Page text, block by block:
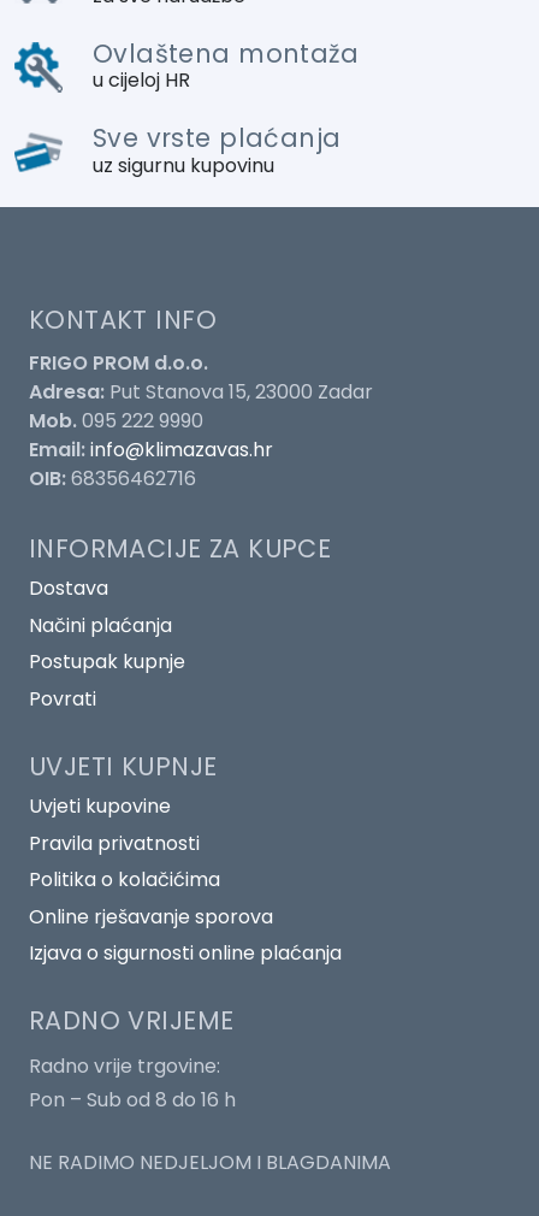
Ovlaštena montaža
u cijeloj HR
Sve vrste plaćanja
uz sigurnu kupovinu
KONTAKT INFO
FRIGO PROM d.o.o.
Adresa: Put Stanova 15, 23000 Zadar
Mob.095 222 9990
Email:info@klimazavas.hr
OIB:68356462716
INFORMACIJE ZA KUPCE
Dostava
Načini plaćanja
Postupak kupnje
Povrati
UVJETI KUPNJE
Uvjeti kupovine
Pravila privatnosti
Politika o kolačićima
Online rješavanje sporova
Izjava o sigurnosti online plaćanja
RADNO VRIJEME
Radno vrije trgovine:
Pon – Sub od 8 do 16 h
NE RADIMO NEDJELJOM I BLAGDANIMA